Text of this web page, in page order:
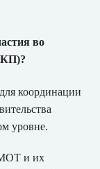
во
координации
уровне.
МОТ и их